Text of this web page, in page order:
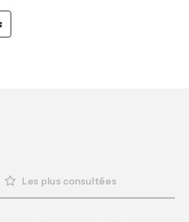
Les plus consultées